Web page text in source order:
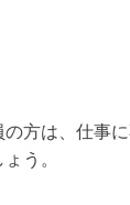
方は、仕事
う。